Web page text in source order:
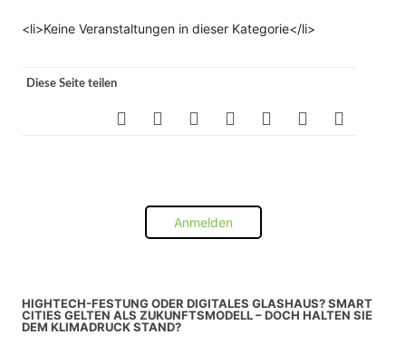
<li>Keine Veranstaltungen in dieser Kategorie</li>
Diese Seite teilen
Anmelden
HIGHTECH-FESTUNG ODER DIGITALES GLASHAUS? SMART
CITIES GELTEN ALS ZUKUNFTSMODELL – DOCH HALTEN SIE
DEM KLIMADRUCK STAND?